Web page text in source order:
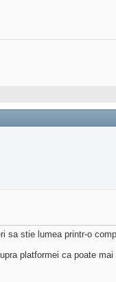
sa stie lumea printr-o
platformei ca poate